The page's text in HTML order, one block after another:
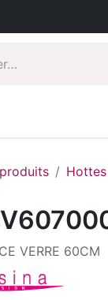
Hottes
VERRE 60CM